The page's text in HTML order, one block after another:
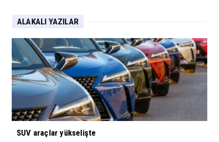
ALAKALI YAZILAR
SUV araçlar yükselişte